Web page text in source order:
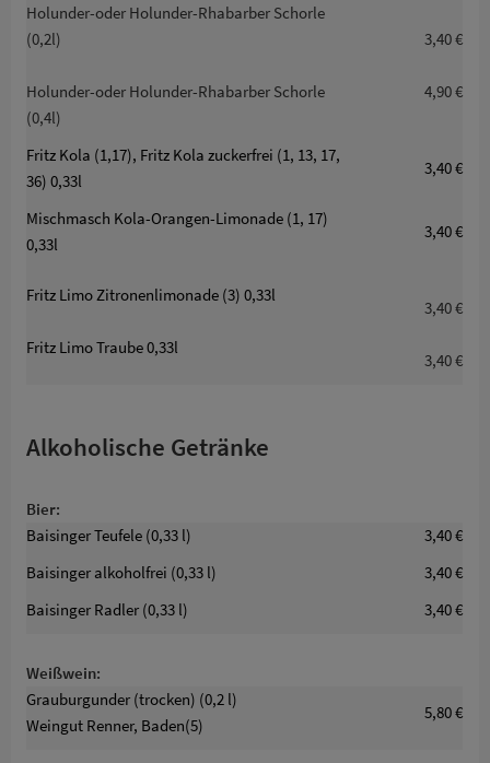
Holunder-oder Holunder-Rhabarber Schorle
(0,2l)
Holunder-oder Holunder-Rhabarber Schorle
(0,4l)
3,40 €
4,90 €
Fritz Kola (1,17), Fritz Kola zuckerfrei (1, 13, 17,
36) 0,33l
3,40 €
Mischmasch Kola-Orangen-Limonade (1, 17)
0,33l
3,40 €
Fritz Limo Zitronenlimonade (3) 0,33l
3,40 €
Fritz Limo Traube 0,33l
3,40 €
Alkoholische Getränke
Bier:
Baisinger Teufele (0,33 l)
3,40 €
Baisinger alkoholfrei (0,33 l)
3,40 €
Baisinger Radler (0,33 l)
3,40 €
Weißwein:
Grauburgunder (trocken) (0,2 l)
Weingut Renner, Baden(5)
5,80 €